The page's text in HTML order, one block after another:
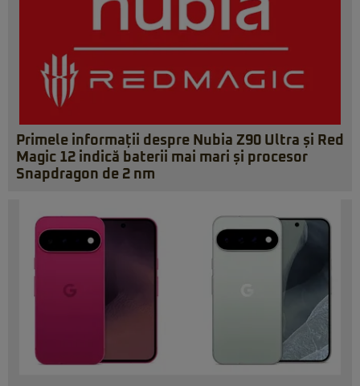
Primele informații despre Nubia Z90 Ultra și Red
Magic 12 indică baterii mai mari și procesor
Snapdragon de 2 nm